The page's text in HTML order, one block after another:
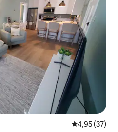
4,95 av 5 i
4,95 (37)